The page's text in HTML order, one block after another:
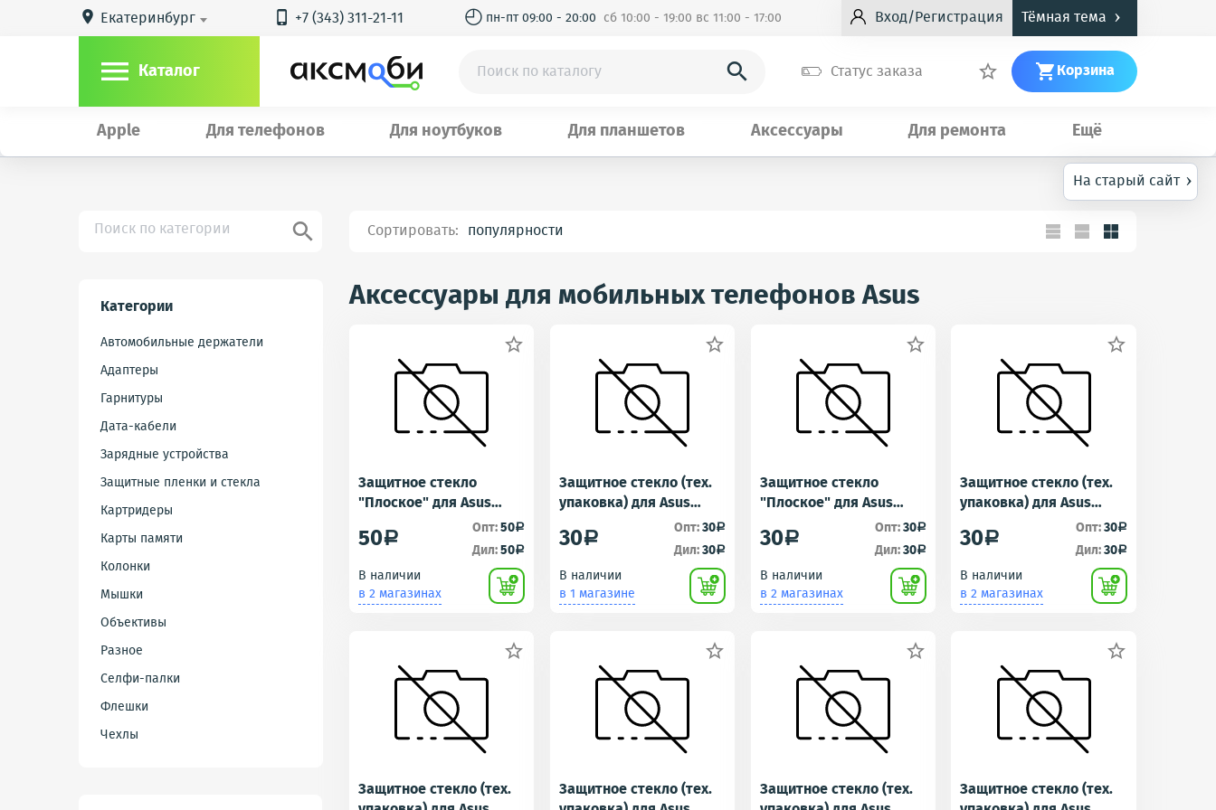
На старый сайт ›
 Екатеринбург  +7 (343) 311-21-11 ◴ пн-пт 09:00 - 20:00 сб 10:00 - 19:00 вс 11:00 - 17:00 Вход/Регистрация Тёмная тема ›
 Каталог  Статус заказа  Корзина
Apple Для телефонов Для ноутбуков Для планшетов Аксессуары Для ремонта Ещё
 Сортировать:
Категории
Автомобильные держатели
Адаптеры
Гарнитуры
Дата-кабели
Зарядные устройства
Защитные пленки и стекла
Картридеры
Карты памяти
Колонки
Мышки
Объективы
Разное
Селфи-палки
Флешки
Чехлы
Аксессуары для мобильных телефонов Asus

Защитное стекло
"Плоское" для Asus
ZB602KL (ZenFone Max
Pro M1)
50a Опт:50a
Дил:50a
В наличии
в 2 магазинах

Защитное стекло (тех.
упаковка) для Asus
ZenFone 3 Max (ZC520TL)
30a Опт:30a
Дил:30a
В наличии
в 1 магазине

Защитное стекло
"Плоское" для Asus
ZB633KL/ZB631KL
(ZenFone Max
M2/ZenFone Max Pro M2)
30a Опт:30a
Дил:30a
В наличии
в 2 магазинах

Защитное стекло (тех.
упаковка) для Asus
ZC554KL (ZenFone 4
Max)
30a Опт:30a
Дил:30a
В наличии
в 2 магазинах

Защитное стекло (тех.

Защитное стекло (тех.

Защитное стекло (тех.

Защитное стекло (тех.